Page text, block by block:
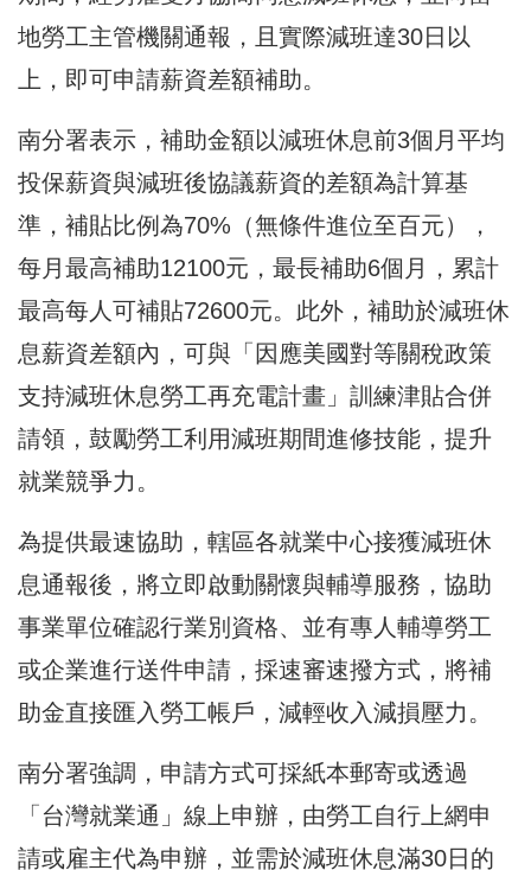
地勞工主管機關通報，且實際減班達30日以
上，即可申請薪資差額補助。
南分署表示，補助金額以減班休息前3個月平均
投保薪資與減班後協議薪資的差額為計算基
準，補貼比例為70%（無條件進位至百元），
每月最高補助12100元，最長補助6個月，累計
最高每人可補貼72600元。此外，補助於減班休
息薪資差額內，可與「因應美國對等關稅政策
支持減班休息勞工再充電計畫」訓練津貼合併
請領，鼓勵勞工利用減班期間進修技能，提升
就業競爭力。
為提供最速協助，轄區各就業中心接獲減班休
息通報後，將立即啟動關懷與輔導服務，協助
事業單位確認行業別資格、並有專人輔導勞工
或企業進行送件申請，採速審速撥方式，將補
助金直接匯入勞工帳戶，減輕收入減損壓力。
南分署強調，申請方式可採紙本郵寄或透過
「台灣就業通」線上申辦，由勞工自行上網申
請或雇主代為申辦，並需於減班休息滿30日的